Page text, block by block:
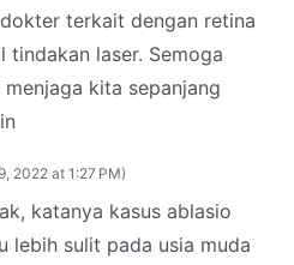
terkait dengan retina
tindakan laser. Semoga
menjaga kita sepanjang
2022 at 1:27 PM
katanya kasus ablasio
lebih sulit pada usia muda